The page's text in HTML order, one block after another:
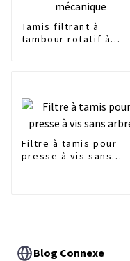
Tamis filtrant à
tambour rotatif à
Filtre à tamis pour
presse à vis sans
Blog Connexe